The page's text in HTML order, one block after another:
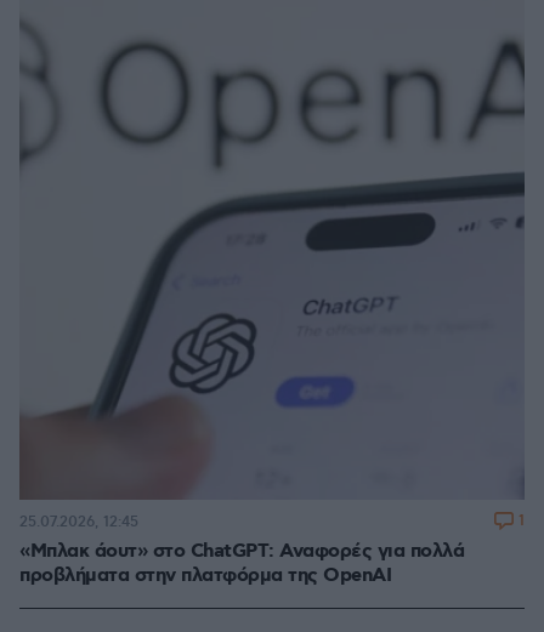
«Μπλακ άουτ» στο ChatGPT: Αναφορές για πολλά
προβλήματα στην πλατφόρμα της OpenAI
25.07.2026, 12:45 1